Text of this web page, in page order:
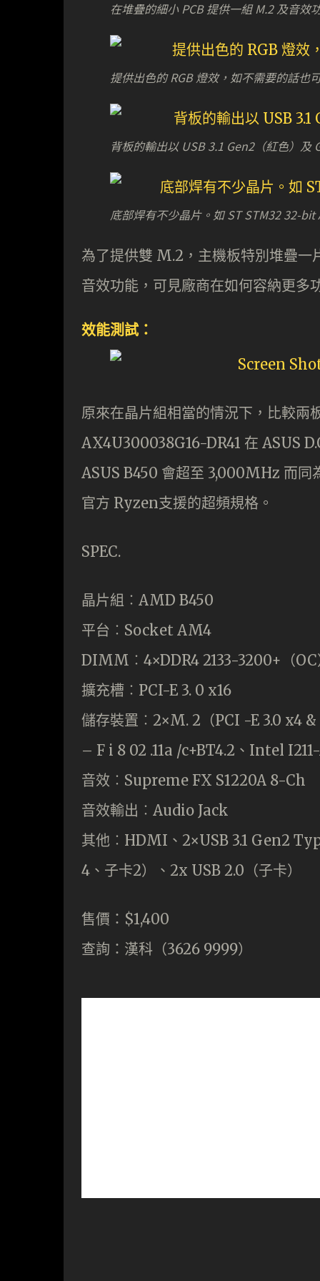
在堆疊的細小 PCB 提供一組 M.2 及音效
提供出色的 RGB 燈效，如不需要的話也
背板的輸出以 USB 3.1 Gen2（紅色）及
底部焊有不少晶片。如 ST STM32 32-bit
為了提供雙 M.2，主機板特別堆疊
音效功能，可見廠商在如何容納更多
效能測試：
原來在晶片組相當的情況下，比較兩
AX4U300038G16-DR41 在 ASUS
ASUS B450 會超至 3,000MHz 而
官方 Ryzen支援的超頻規格。
SPEC.
晶片組︰AMD B450
平台︰Socket AM4
DIMM︰4×DDR4 2133-3200+（OC
擴充槽︰PCI-E 3. 0 x16
儲存裝置︰2×M. 2（PCI -E 3.0 x4
– F i 8 02 .11a /c+BT4.2、Intel
音效︰Supreme FX S1220A 8-Ch
音效輸出︰Audio Jack
其他︰HDMI、2×USB 3.1 Gen2
4、子卡2）、2x USB 2.0（子卡）
售價：$1,400
查詢：漢科（3626 9999）